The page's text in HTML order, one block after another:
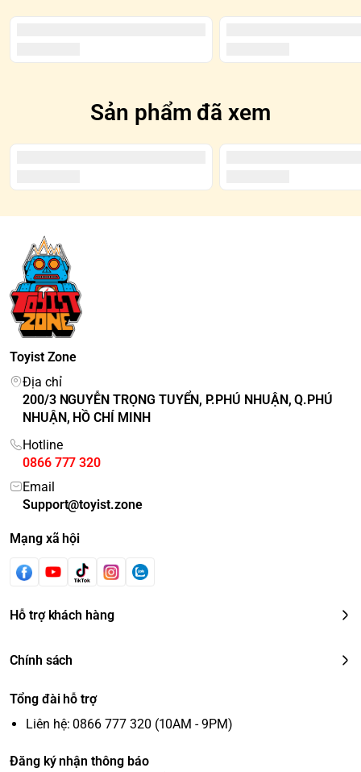
Sản phẩm đã xem
Toyist Zone
Địa chỉ
200/3 NGUYỄN TRỌNG TUYỂN, P.PHÚ NHUẬN, Q.PHÚ
NHUẬN, HỒ CHÍ MINH
Hotline
0866 777 320
Email
Support@toyist.zone
Mạng xã hội
Hỗ trợ khách hàng
Chính sách
Tổng đài hỗ trợ
Liên hệ: 0866 777 320 (10AM - 9PM)
Đăng ký nhận thông báo